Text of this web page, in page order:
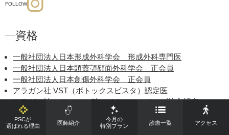
FOLLOW
資格
一般社団法人日本形成外科学会 形成外科専門医
一般社団法人日本頭蓋顎顔面外科学会 正会員
一般社団法人日本創傷外科学会 正会員
アラガン社 VST（ボトックスビスタ）認定医
アラガン社 ヒアルロン酸バイクロスシリーズ注入認定
医
Miramar Labs社（ミラドライ開発社）ミラドライ認定
PSCが
選ばれる理由
医師紹介
今月の
特別プラン
診療一覧 アクセス